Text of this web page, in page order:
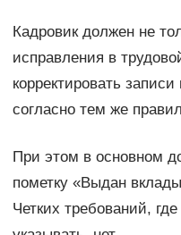
Кадровик должен не
исправления в
корректировать
согласно тем же
При этом в основном
пометку «Выдан
Четких требований,